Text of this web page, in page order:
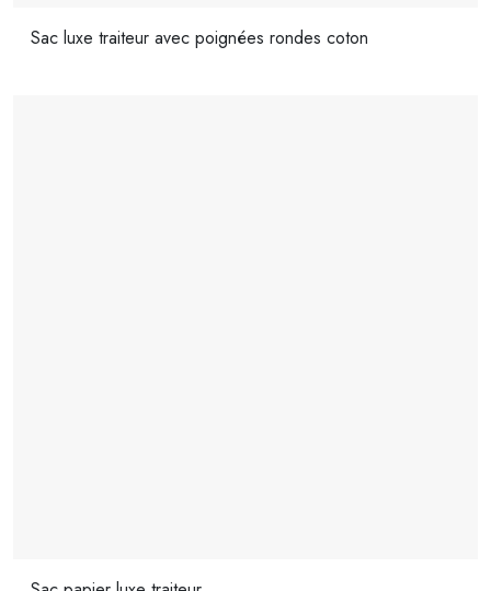
Sac luxe traiteur avec poignées rondes coton